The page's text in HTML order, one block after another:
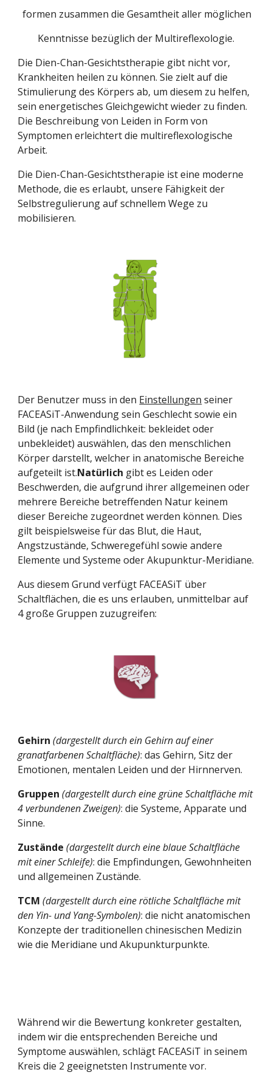
  Kenntnisse bezüglich der Multireflexologie.
Die Dien-Chan-Gesichtstherapie gibt nicht vor,
Krankheiten heilen zu können. Sie zielt auf die
Stimulierung des Körpers ab, um diesem zu helfen,
sein energetisches Gleichgewicht wieder zu finden.
Die Beschreibung von Leiden in Form von
Symptomen erleichtert die multireflexologische
Arbeit.
Die Dien-Chan-Gesichtstherapie ist eine moderne
Methode, die es erlaubt, unsere Fähigkeit der
Selbstregulierung auf schnellem Wege zu
mobilisieren.
Der Benutzer muss in den Einstellungen seiner
FACEASiT-Anwendung sein Geschlecht sowie ein
Bild (je nach Empfindlichkeit: bekleidet oder
unbekleidet) auswählen, das den menschlichen
Körper darstellt, welcher in anatomische Bereiche
aufgeteilt ist.Natürlich gibt es Leiden oder
Beschwerden, die aufgrund ihrer allgemeinen oder
mehrere Bereiche betreffenden Natur keinem
dieser Bereiche zugeordnet werden können. Dies
gilt beispielsweise für das Blut, die Haut,
Angstzustände, Schweregefühl sowie andere
Elemente und Systeme oder Akupunktur-Meridiane.
Aus diesem Grund verfügt FACEASiT über
Schaltflächen, die es uns erlauben, unmittelbar auf
4 große Gruppen zuzugreifen:
Gehirn (dargestellt durch ein Gehirn auf einer
granatfarbenen Schaltfläche): das Gehirn, Sitz der
Emotionen, mentalen Leiden und der Hirnnerven.
Gruppen (dargestellt durch eine grüne Schaltfläche mit
4 verbundenen Zweigen): die Systeme, Apparate und
Sinne.
Zustände (dargestellt durch eine blaue Schaltfläche
mit einer Schleife): die Empfindungen, Gewohnheiten
und allgemeinen Zustände.
TCM (dargestellt durch eine rötliche Schaltfläche mit
den Yin- und Yang-Symbolen): die nicht anatomischen
Konzepte der traditionellen chinesischen Medizin
wie die Meridiane und Akupunkturpunkte.
Während wir die Bewertung konkreter gestalten,
indem wir die entsprechenden Bereiche und
Symptome auswählen, schlägt FACEASiT in seinem
Kreis die 2 geeignetsten Instrumente vor.